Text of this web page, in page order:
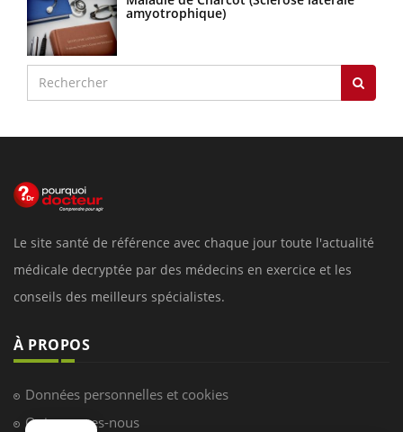
amyotrophique)
Le site santé de référence avec chaque jour toute l'actualité
médicale decryptée par des médecins en exercice et les
conseils des meilleurs spécialistes.
À PROPOS
Données personnelles et cookies
Qui sommes-nous